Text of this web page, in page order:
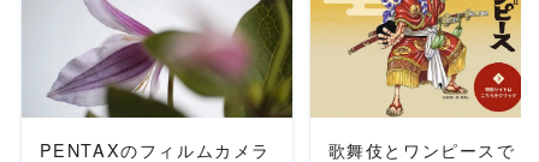
READ MORE
PENTAXのフィルムカメラ
READ MORE
歌舞伎とワンピースで